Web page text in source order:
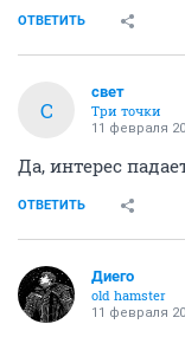
ОТВЕТИТЬ
С
свет
Три точки
11 февраля
Да, интерес
ОТВЕТИТЬ
Диего
old hamster
11 февраля